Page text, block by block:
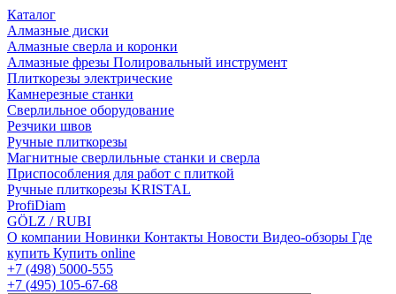
Каталог
Алмазные диски
Алмазные сверла и коронки
Алмазные фрезы Полировальный инструмент
Плиткорезы электрические
Камнерезные станки
Сверлильное оборудование
Резчики швов
Ручные плиткорезы
Магнитные сверлильные станки и сверла
Приспособления для работ с плиткой
Ручные плиткорезы KRISTAL
ProfiDiam
GÖLZ / RUBI
О компании Новинки Контакты Новости Видео-обзоры Где
купить Купить online
+7 (498) 5000-555
+7 (495) 105-67-68